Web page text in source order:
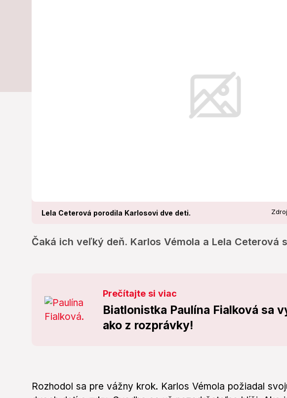
Lela Ceterová porodila Karlosovi dve deti.
Čaká ich veľký deň. Karlos Vémola a Lela Ceterová
Čaká ich veľký deň. Karlos Vémola a Lela
Prečítajte si viac
Biatlonistka Paulína Fialková sa
ako z rozprávky!
Rozhodol sa pre vážny krok. Karlos Vémola požiadal